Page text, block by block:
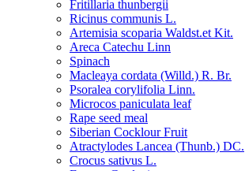
Fritillaria thunbergii
Ricinus communis L.
Artemisia scoparia Waldst.et Kit.
Areca Catechu Linn
Spinach
Macleaya cordata (Willd.) R. Br.
Psoralea corylifolia Linn.
Microcos paniculata leaf
Rape seed meal
Siberian Cocklour Fruit
Atractylodes Lancea (Thunb.) DC.
Crocus sativus L.